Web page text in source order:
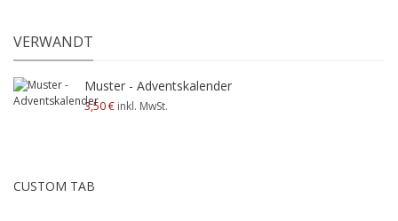
VERWANDT
Muster - Adventskalender
3,50 € inkl. MwSt.
CUSTOM TAB